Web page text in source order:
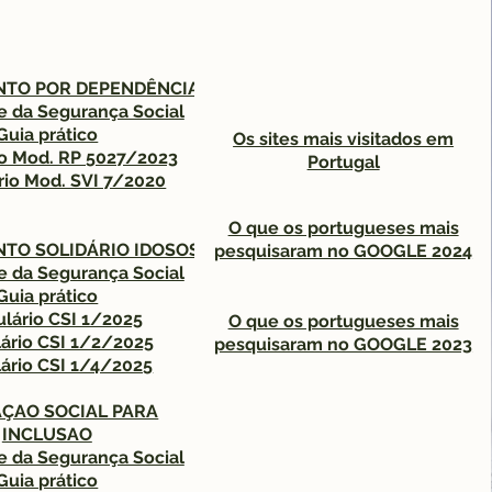
POR DEPENDÊNCIA
da Segurança Social
prático
Mod. RP 5027/2023
Mod. SVI 7/2020
SOLIDÁRIO IDOSOS
da Segurança Social
prático
CSI 1/2025
CSI 1/2/2025
CSI 1/4/2025
SOCIAL PARA
INCLUSAO
da Segurança Social
prático
Os sites mais visitados em
Portugal
O que os portugueses mais
pesquisaram no GOOGLE 2024
O que os portugueses mais
pesquisaram no GOOGLE 2023